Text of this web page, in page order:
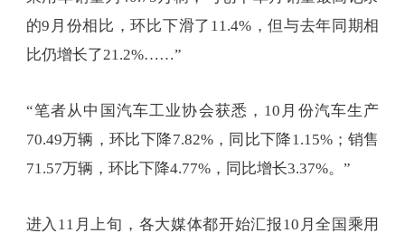
的9月份相比，环比下滑了11.4%，但与去年同期相
比仍增长了21.2%……”
“笔者从中国汽车工业协会获悉，10月份汽车生产
70.49万辆，环比下降7.82%，同比下降1.15%；销售
71.57万辆，环比下降4.77%，同比增长3.37%。”
进入11月上旬，各大媒体都开始汇报10月全国乘用